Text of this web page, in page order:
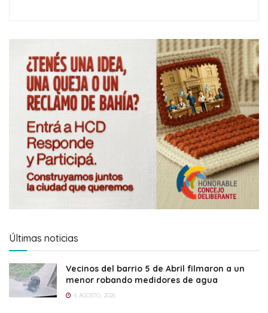
Últimas noticias
Vecinos del barrio 5 de Abril filmaron a un
menor robando medidores de agua
6 AGOSTO, 2026